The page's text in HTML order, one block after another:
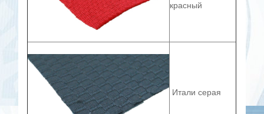
красный
Итали серая